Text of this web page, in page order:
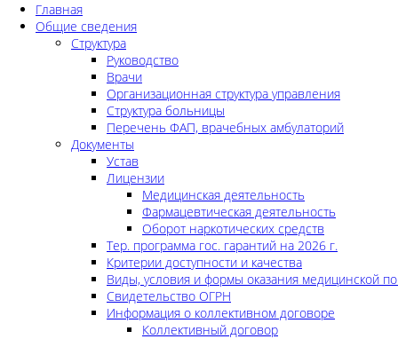
Главная
Общие сведения
Структура
Руководство
Врачи
Организационная структура управления
Структура больницы
Перечень ФАП, врачебных амбулаторий
Документы
Устав
Лицензии
Медицинская деятельность
Фармацевтическая деятельность
Оборот наркотических средств
Тер. программа гос. гарантий на 2026 г.
Критерии доступности и качества
Виды, условия и формы оказания медицинской
Свидетельство ОГРН
Информация о коллективном договоре
Коллективный договор